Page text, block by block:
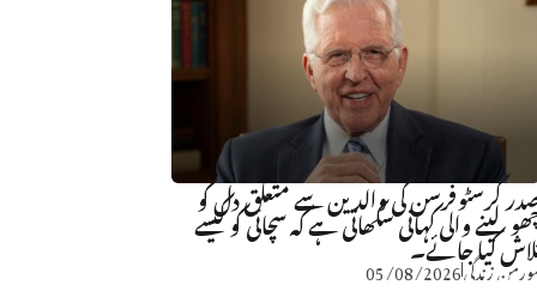
کرسٹوفرسن کی والدین سے متعلق دل کو
لینے والی کہانی سکھاتی ہے کہ سچائی کو کیسے
کیا جائے۔
زندگی05/08/2026